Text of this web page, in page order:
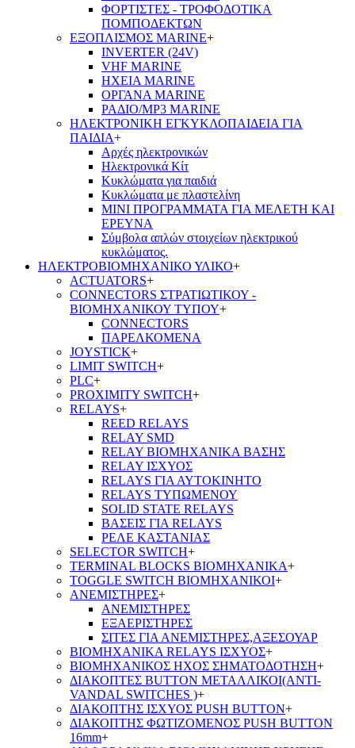
ΦΟΡΤΙΣΤΕΣ - ΤΡΟΦΟΔΟΤΙΚΑ
ΠΟΜΠΟΔΕΚΤΩΝ
ΕΞΟΠΛΙΣΜΟΣ MARINE+
INVERTER (24V)
VHF MARINE
ΗΧΕΙΑ MARINE
ΟΡΓΑΝΑ MARINE
ΡΑΔΙΟ/MP3 MARINE
ΗΛΕΚΤΡΟΝΙΚΗ ΕΓΚΥΚΛΟΠΑΙΔΕΙΑ ΓΙΑ
ΠΑΙΔΙΑ+
Αρχές ηλεκτρονικών
Ηλεκτρονικά Κίτ
Κυκλώματα για παιδιά
Κυκλώματα με πλαστελίνη
ΜΙΝΙ ΠΡΟΓΡΑΜΜΑΤΑ ΓΙΑ ΜΕΛΕΤΗ ΚΑΙ
ΕΡΕΥΝΑ
Σύμβολα απλών στοιχείων ηλεκτρικού
κυκλώματος.
ΗΛΕΚΤΡΟΒΙΟΜΗΧΑΝΙΚΟ ΥΛΙΚΟ+
ACTUATORS+
CONNECTORS ΣΤΡΑΤΙΩΤΙΚΟΥ -
ΒΙΟΜΗΧΑΝΙΚΟΥ ΤΥΠΟΥ+
CONNECTORS
ΠΑΡΕΛΚΟΜΕΝΑ
JOYSTICK+
LIMIT SWITCH+
PLC+
PROXIMITY SWITCH+
RELAYS+
REED RELAYS
RELAY SMD
RELAY ΒΙΟΜΗΧΑΝΙΚΑ ΒΑΣΗΣ
RELAY ΙΣΧΥΟΣ
RELAYS ΓΙΑ ΑΥΤΟΚΙΝΗΤΟ
RELAYS ΤΥΠΩΜΕΝΟΥ
SOLID STATE RELAYS
ΒΑΣΕΙΣ ΓΙΑ RELAYS
ΡΕΛΕ ΚΑΣΤΑΝΙΑΣ
SELECTOR SWITCH+
TERMINAL BLOCKS ΒΙΟΜΗΧΑΝΙΚΑ+
TOGGLE SWITCH ΒΙΟΜΗΧΑΝΙΚΟΙ+
ΑΝΕΜΙΣΤΗΡΕΣ+
ΑΝΕΜΙΣΤΗΡΕΣ
ΕΞΑΕΡΙΣΤΗΡΕΣ
ΣΙΤΕΣ ΓΙΑ ΑΝΕΜΙΣΤΗΡΕΣ,ΑΞΕΣΟΥΑΡ
ΒΙΟΜΗΧΑΝΙΚΑ RELAYS ΙΣΧΥΟΣ+
ΒΙΟΜΗΧΑΝΙΚΟΣ ΗΧΟΣ ΣΗΜΑΤΟΔΟΤΗΣΗ+
ΔΙΑΚΟΠΤΕΣ BUTTON ΜΕΤΑΛΛΙΚΟΙ(ANTI-
VANDAL SWITCHES )+
ΔΙΑΚΟΠΤΗΣ ΙΣΧΥΟΣ PUSH BUTTON+
ΔΙΑΚΟΠΤΗΣ ΦΩΤΙΖΟΜΕΝΟΣ PUSH BUTTON
16mm+